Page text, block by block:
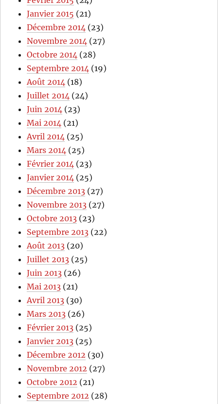
Janvier 2015 (21)
Décembre 2014 (23)
Novembre 2014 (27)
Octobre 2014 (28)
Septembre 2014 (19)
Août 2014 (18)
Juillet 2014 (24)
Juin 2014 (23)
Mai 2014 (21)
Avril 2014 (25)
Mars 2014 (25)
Février 2014 (23)
Janvier 2014 (25)
Décembre 2013 (27)
Novembre 2013 (27)
Octobre 2013 (23)
Septembre 2013 (22)
Août 2013 (20)
Juillet 2013 (25)
Juin 2013 (26)
Mai 2013 (21)
Avril 2013 (30)
Mars 2013 (26)
Février 2013 (25)
Janvier 2013 (25)
Décembre 2012 (30)
Novembre 2012 (27)
Octobre 2012 (21)
Septembre 2012 (28)